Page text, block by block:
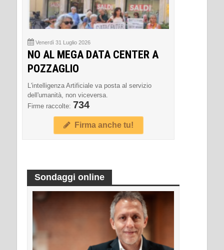
Venerdì 31 Luglio 2026
NO AL MEGA DATA CENTER A
POZZAGLIO
L'intelligenza Artificiale va posta al servizio
dell'umanità, non viceversa.
Firme raccolte: 734
Firma anche tu!
Sondaggi online